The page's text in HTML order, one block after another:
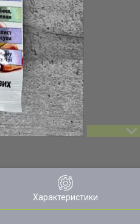
Характеристики